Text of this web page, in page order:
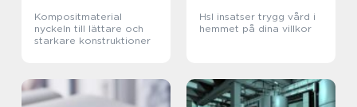
Kompositmaterial
nyckeln till lättare och
starkare konstruktioner
Hsl insatser trygg vård i
hemmet på dina villkor